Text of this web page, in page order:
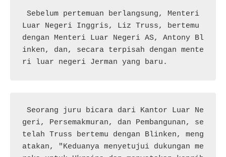
Luar Negeri Inggris, Liz Truss, bertemu
dengan Menteri Luar Negeri AS, Antony Bl
inken, dan, secara terpisah dengan mente
ri luar negeri Jerman yang baru.
geri, Persemakmuran, dan Pembangunan, se
telah Truss bertemu dengan Blinken, meng
atakan, "Keduanya menyetujui dukungan me